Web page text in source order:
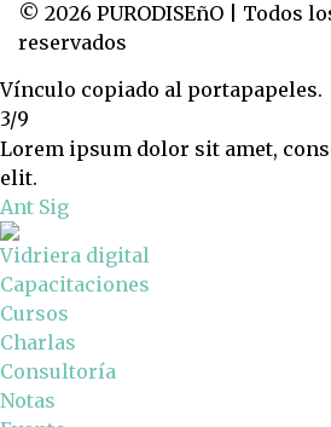
© 2026 PURODISEñO | Todos
reservados
Vínculo copiado al portapapeles.
3/9
Lorem ipsum dolor sit amet,
elit.
Ant Sig
Vidriera digital
Capacitaciones
Cursos
Charlas
Consultoría
Notas